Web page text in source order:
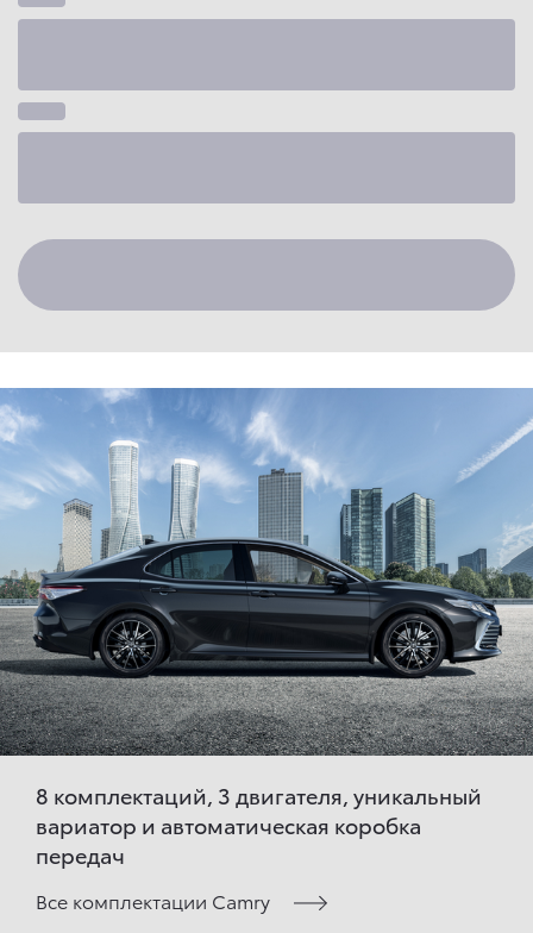
8 комплектаций, 3 двигателя, уникальный
вариатор и автоматическая коробка
передач
Все комплектации Camry